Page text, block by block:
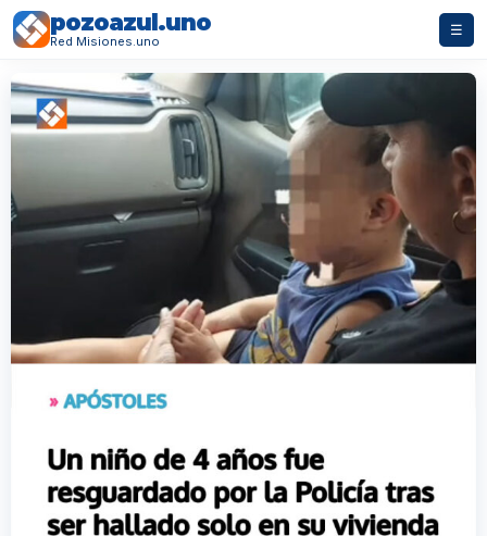
pozoazul.uno
Red Misiones.uno
☰